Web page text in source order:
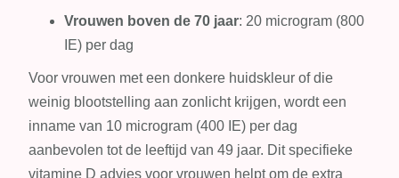
Vrouwen boven de 70 jaar: 20 microgram (800
IE) per dag
Voor vrouwen met een donkere huidskleur of die
weinig blootstelling aan zonlicht krijgen, wordt een
inname van 10 microgram (400 IE) per dag
aanbevolen tot de leeftijd van 49 jaar. Dit specifieke
vitamine D advies voor vrouwen helpt om de extra